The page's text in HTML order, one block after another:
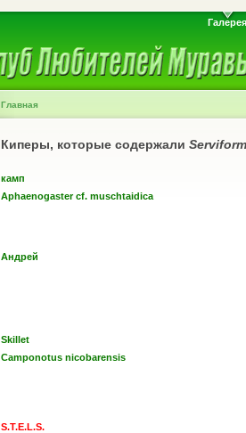
Галерея
Главная
Киперы, которые содержали
камп
Aphaenogaster cf. muschtaidica
Андрей
Skillet
Camponotus nicobarensis
S.T.E.L.S.